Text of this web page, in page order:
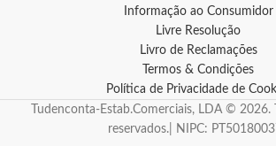
Informação ao Consumidor
Livre Resolução
Livro de Reclamações
Termos & Condições
Política de Privacidade de
Tudenconta-Estab.Comerciais, LDA © 2026.
reservados.| NIPC: